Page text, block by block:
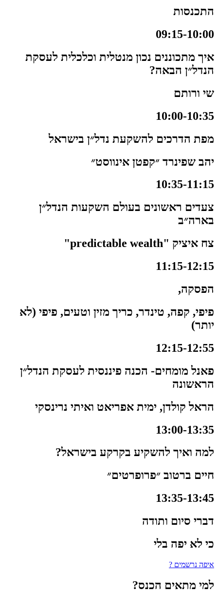
התכנסות
09:15-10:00
איך מתכוננים נכון מנטלית וכלכלית לעסקת
הנדל״ן הבאה?
שי ורותם
10:00-10:35
מפת הדרכים להשקעת נדל״ן בישראל
יהב שפינרד ״קפטן אינווסט״
10:35-11:15
צעדים ראשונים בעולם השקעות הנדל״ן
בארה״ב
צח איציק "predictable wealth"
11:15-12:15
הפסקה,
פיפי, קפה, טינדר, כריך מזין וטעים, פיפי (לא
יותר)
12:15-12:55
פאנל מומחים- הכנה פיננסית לעסקת הנדל״ן
הראשונה
הראל קולדן, ימית אפריאט ואיתי נרינסקי
13:00-13:35
למה ואיך להשקיע בקרקע בישראל?
חיים ברטוב ״פרופרטים״
13:35-13:45
דברי סיום ותודה
כי לא יפה בלי
איפה נרשמים ?
למי מתאים הכנס?